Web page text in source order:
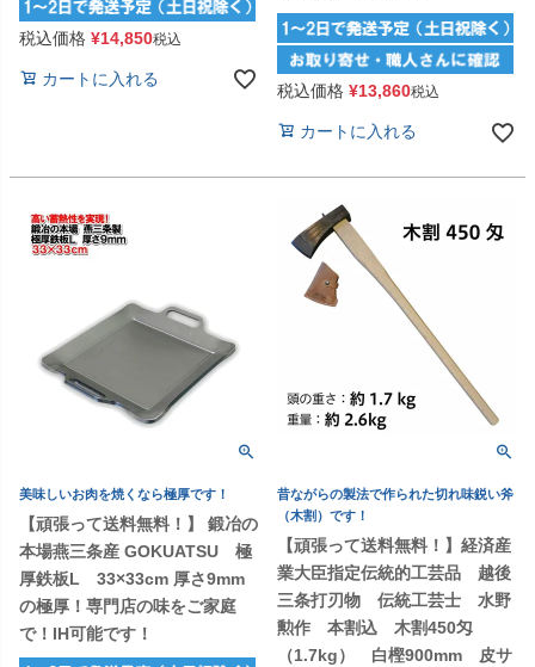
税込価格 ¥14,850税込
カートに入れる
税込価格 ¥13,860税込
カートに入れる
美味しいお肉を焼くなら極厚です！
【頑張って送料無料！】 鍛冶の
本場燕三条産 GOKUATSU 極
厚鉄板L 33×33cm 厚さ9mm
の極厚！専門店の味をご家庭
で！IH可能です！
昔ながらの製法で作られた切れ味鋭い斧
（木割）です！
【頑張って送料無料！】経済産
業大臣指定伝統的工芸品 越後
三条打刃物 伝統工芸士 水野
勲作 本割込 木割450匁
（1.7kg） 白樫900mm 皮サ